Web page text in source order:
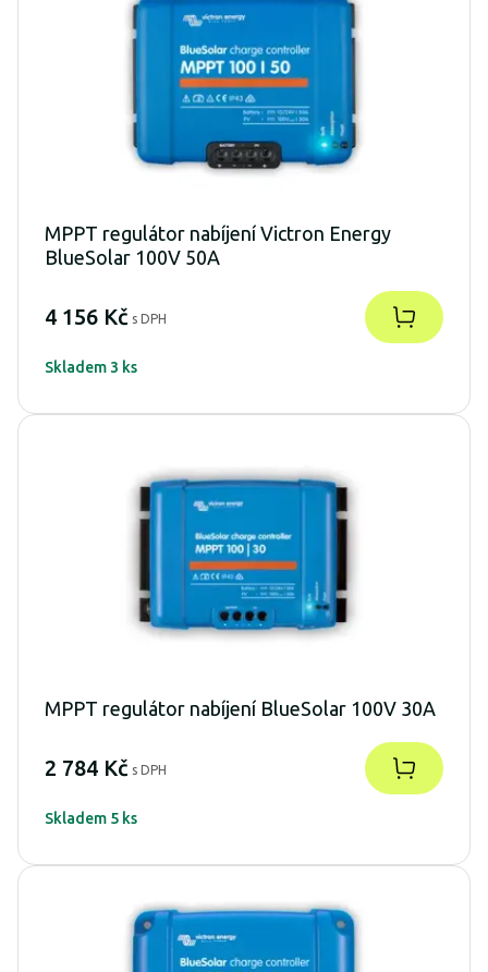
MPPT regulátor nabíjení Victron Energy
BlueSolar 100V 50A
4 156 Kč s DPH
Skladem 3 ks
MPPT regulátor nabíjení BlueSolar 100V 30A
2 784 Kč s DPH
Skladem 5 ks